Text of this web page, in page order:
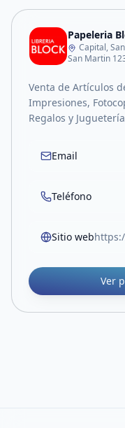
Papeleria
Capital,
San Martin
Venta de Artículos
Impresiones,
Regalos y Juguetería
Email
Teléfono
Sitio web
Ver